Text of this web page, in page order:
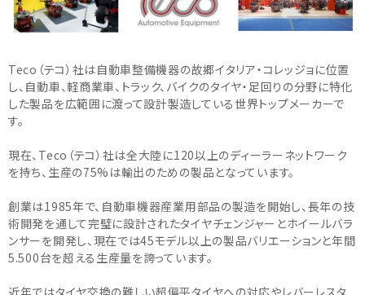
Teco（テコ）社は自動車整備機器の故郷イタリア・コレッジョに位置
し、自動車、軽商業車、トラック、バイクのタイヤ・足回りの分野に特化
した製品を広範囲に渡って設計製造している世界トップメーカーで
す。
現在、Teco（テコ）社は全大陸に120以上のディーラーネットワーク
を持ち、生産の75%は輸出のための製品となっています。
創業は1985年で、自動車機器産業用部品の製造を開始し、長年の技
術開発を通して完璧に設計されたタイヤチェンジャーとホイールバラ
ンサーを開発し、現在では45モデル以上の製品バリエーションと年間
5.500台を超える生産量を誇っています。